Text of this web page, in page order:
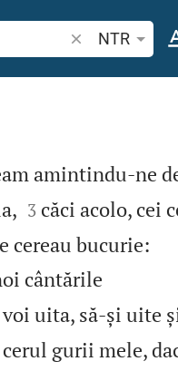
Căutați un
NTR
amintindu‑ne

3 căci acolo, cei
cereau bucurie:
cântările
uita, să‑și uite
gurii mele,